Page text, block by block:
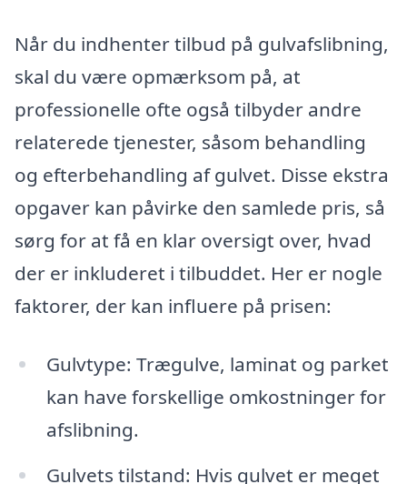
Når du indhenter tilbud på gulvafslibning,
skal du være opmærksom på, at
professionelle ofte også tilbyder andre
relaterede tjenester, såsom behandling
og efterbehandling af gulvet. Disse ekstra
opgaver kan påvirke den samlede pris, så
sørg for at få en klar oversigt over, hvad
der er inkluderet i tilbuddet. Her er nogle
faktorer, der kan influere på prisen:
Gulvtype: Trægulve, laminat og parket
kan have forskellige omkostninger for
afslibning.
Gulvets tilstand: Hvis gulvet er meget